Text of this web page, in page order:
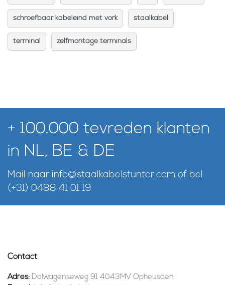
schroefbaar kabeleind met vork staalkabel
terminal zelfmontage terminals
+ 100.000 tevreden klanten
in NL, BE & DE
Mail naar info@staalkabelstunter.com of bel
(+31) 0488 41 01 19
Contact
Adres: Dalwagenseweg 91 4043MV Opheusden